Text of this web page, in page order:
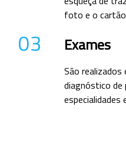
foto e o cartão
03 Exames
São realizados
diagnóstico de